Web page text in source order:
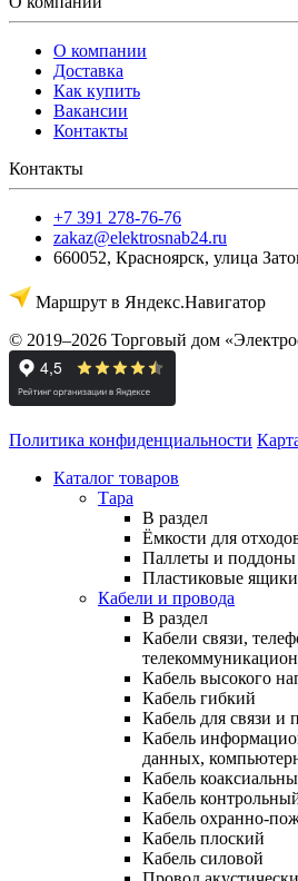
О компании
Доставка
Как купить
Вакансии
Контакты
Контакты
+7 391 278-76-76
zakaz@elektrosnab24.ru
660052, Красноярск, улица
Маршрут в Яндекс.Навигатор
© 2019–2026 Торговый дом
Политика конфиденциальности
Каталог товаров
Тара
В раздел
Ёмкости для
Паллеты и поддоны
Пластиковые ящики
Кабели и провода
В раздел
Кабели связи,
Кабель высокого
Кабель гибкий
Кабель для связи и
Кабель
данных,
Кабель
Кабель
Кабель охранно-
Кабель плоский
Кабель силовой